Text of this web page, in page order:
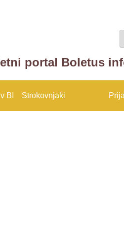
portal Boletus
BI Strokovnjaki